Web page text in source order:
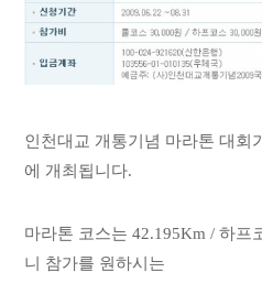
인천대교 개통기념 마라톤 대회
에 개최됩니다.
마라톤 코스는 42.195Km / 하프
니 참가를 원하시는